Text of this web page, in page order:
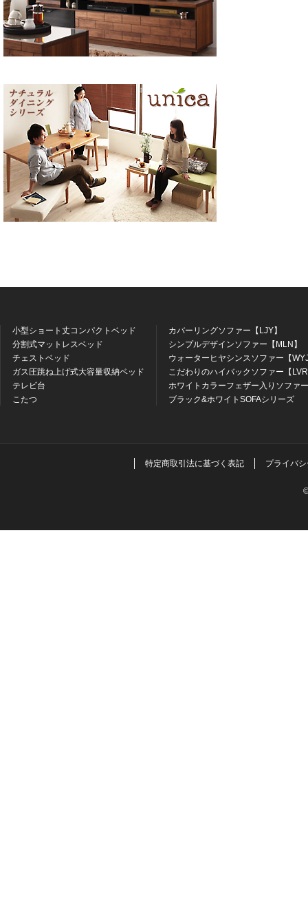
小型ショート丈コンパクトベッド
分割式マットレスベッド
チェストベッド
ガス圧跳ね上げ式大容量収納ベッド
テレビ台
こたつ
カバーリングソファー【LJY】
シンプルデザインソファー【MLN】
ウォーターヒヤシンスソファー【
こだわりのハイバックソファー【
ホワイトカラーフェザー入りソファ
ブラック&ホワイトSOFAシリーズ
特定商取引法に基づく表記 プライバ